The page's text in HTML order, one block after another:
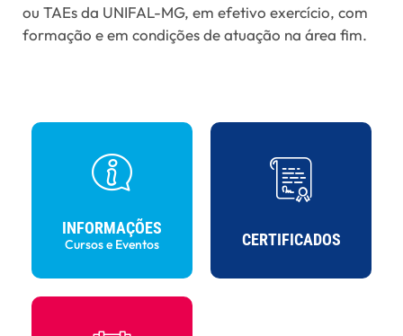
ou TAEs da UNIFAL-MG, em efetivo exercício, com
formação e em condições de atuação na área fim.
INFORMAÇÕES
Cursos e Eventos CERTIFICADOS